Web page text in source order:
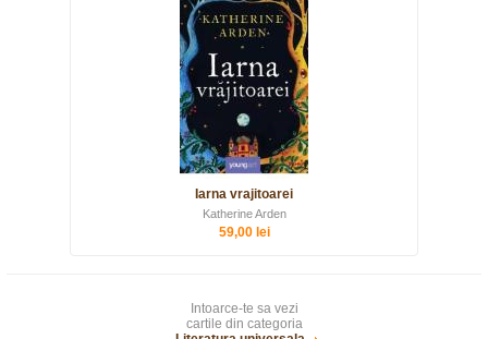
Iarna vrajitoarei
Katherine Arden
59,00 lei
Intoarce-te sa vezi
cartile din categoria